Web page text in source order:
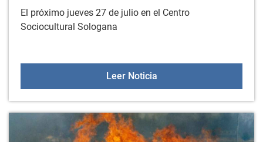
El próximo jueves 27 de julio en el Centro
Sociocultural Sologana
Leer NoticiaIPURBELTZ - TEATRO